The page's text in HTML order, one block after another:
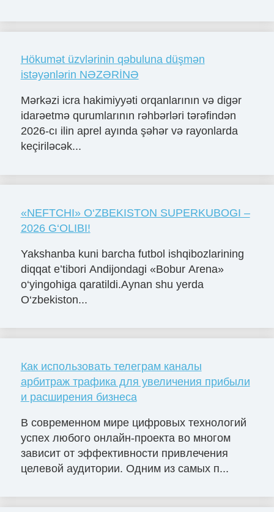
Hökumət üzvlərinin qəbuluna düşmən
istəyənlərin NƏZƏRİNƏ
Mərkəzi icra hakimiyyəti orqanlarının və digər
idarəetmə qurumlarının rəhbərləri tərəfindən
2026-cı ilin aprel ayında şəhər və rayonlarda
keçiriləcək...
«NЕFTCHI» O‘ZBЕKISTON SUPЕRKUBOGI –
2026 G‘OLIBI!
Yakshanba kuni barcha futbol ishqibozlarining
diqqat e’tibori Andijondagi «Bobur Arena»
o‘yingohiga qaratildi.Aynan shu yerda
O‘zbekiston...
Как использовать телеграм каналы
арбитраж трафика для увеличения прибыли
и расширения бизнеса
В современном мире цифровых технологий
успех любого онлайн-проекта во многом
зависит от эффективности привлечения
целевой аудитории. Одним из самых п...